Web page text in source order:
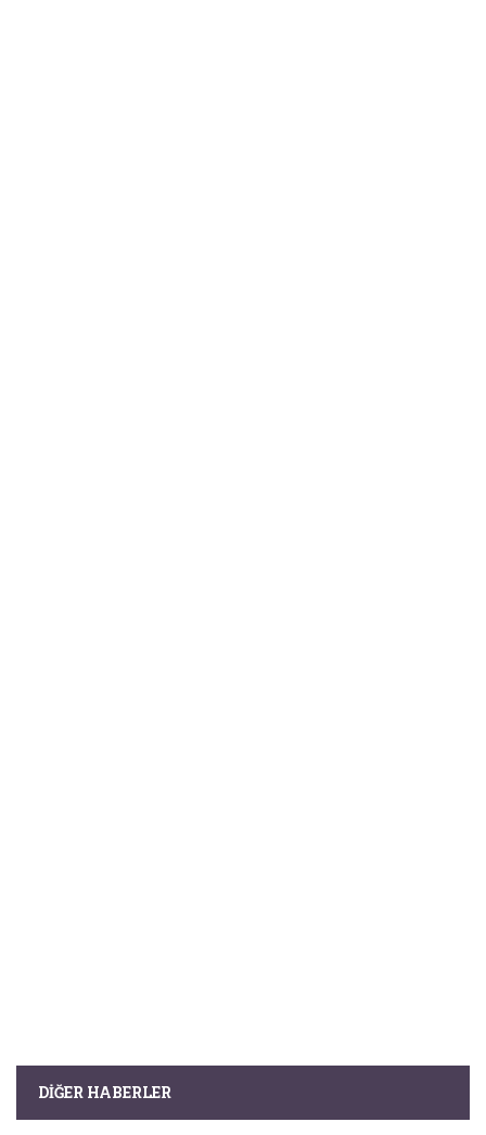
DIĞER HABERLER